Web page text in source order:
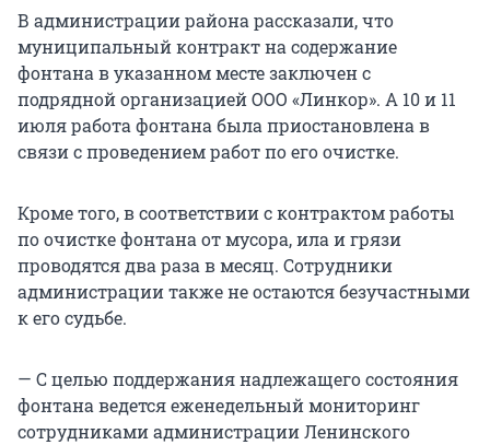
В администрации района рассказали, что
муниципальный контракт на содержание
фонтана в указанном месте заключен с
подрядной организацией ООО «Линкор». А 10 и 11
июля работа фонтана была приостановлена в
связи с проведением работ по его очистке.
Кроме того, в соответствии с контрактом работы
по очистке фонтана от мусора, ила и грязи
проводятся два раза в месяц. Сотрудники
администрации также не остаются безучастными
к его судьбе.
— С целью поддержания надлежащего состояния
фонтана ведется еженедельный мониторинг
сотрудниками администрации Ленинского